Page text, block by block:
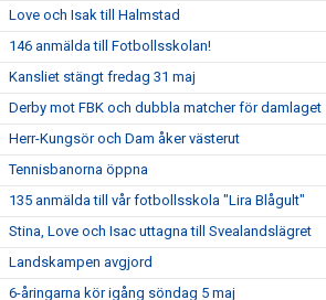
Love och Isak till Halmstad
146 anmälda till Fotbollsskolan!
Kansliet stängt fredag 31 maj
Derby mot FBK och dubbla matcher för damlaget
Herr-Kungsör och Dam åker västerut
Tennisbanorna öppna
135 anmälda till vår fotbollsskola "Lira Blågult"
Stina, Love och Isac uttagna till Svealandslägret
Landskampen avgjord
6-åringarna kör igång söndag 5 maj